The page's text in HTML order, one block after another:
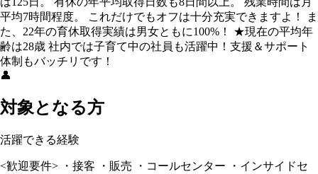
平均7時間程度。 これだけでもオフは十分充実できますよ！ ま
た、22年の育休取得実績は男女ともに100%！ ★現在の平均年
齢は28歳 社内では子育て中の社員も活躍中！支援＆サポート
体制もバッチリです！
👤
対象となる方
活躍できる経験
<歓迎要件> ・接客 ・販売 ・コールセンター ・インサイドセ